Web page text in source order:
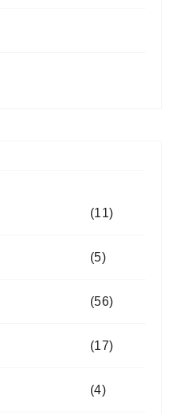
(11)
(5)
(56)
(17)
(4)